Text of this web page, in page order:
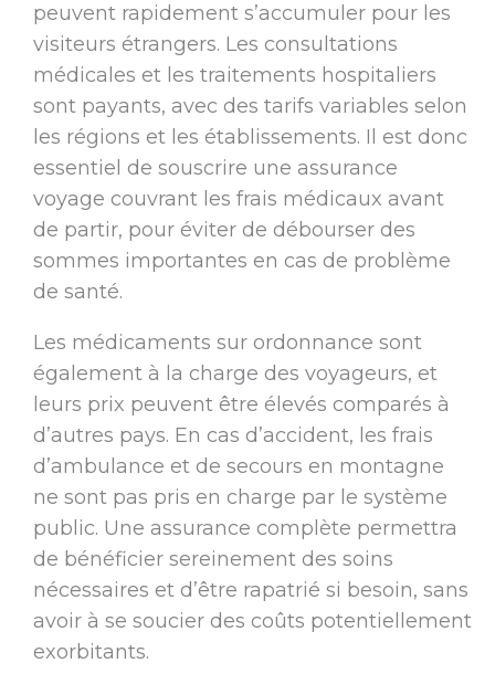
peuvent rapidement s’accumuler pour les
visiteurs étrangers. Les consultations
médicales et les traitements hospitaliers
sont payants, avec des tarifs variables selon
les régions et les établissements. Il est donc
essentiel de souscrire une assurance
voyage couvrant les frais médicaux avant
de partir, pour éviter de débourser des
sommes importantes en cas de problème
de santé.
Les médicaments sur ordonnance sont
également à la charge des voyageurs, et
leurs prix peuvent être élevés comparés à
d’autres pays. En cas d’accident, les frais
d’ambulance et de secours en montagne
ne sont pas pris en charge par le système
public. Une assurance complète permettra
de bénéficier sereinement des soins
nécessaires et d’être rapatrié si besoin, sans
avoir à se soucier des coûts potentiellement
exorbitants.